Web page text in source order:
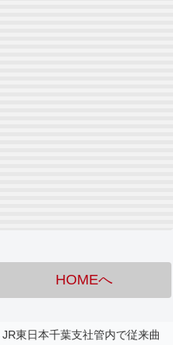
HOMEへ
JR東日本千葉支社管内で従来曲